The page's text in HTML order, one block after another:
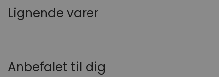
Lignende varer
Anbefalet til dig